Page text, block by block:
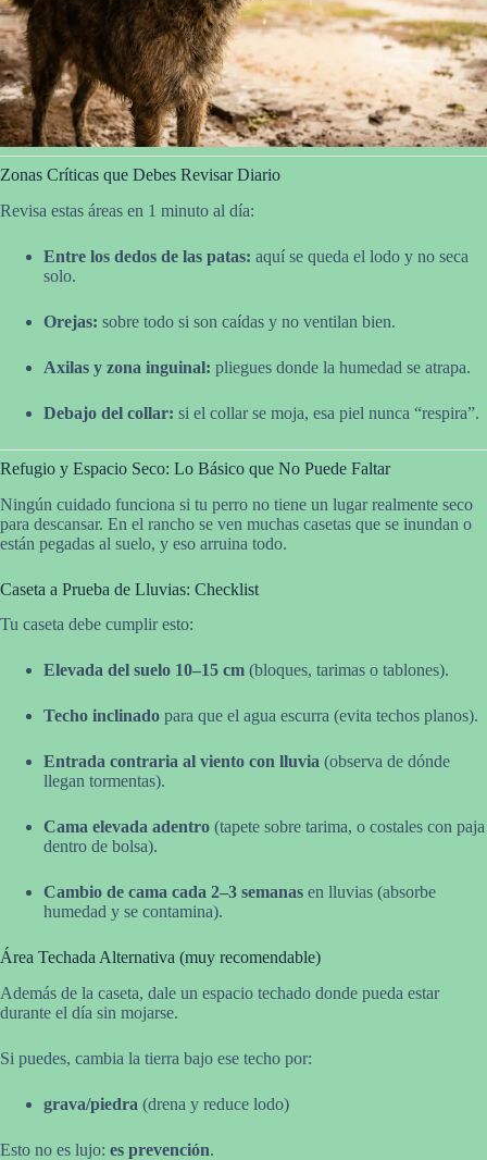
Zonas Críticas que Debes Revisar Diario
Revisa estas áreas en 1 minuto al día:
Entre los dedos de las patas: aquí se queda el lodo y no seca
solo.
Orejas: sobre todo si son caídas y no ventilan bien.
Axilas y zona inguinal: pliegues donde la humedad se atrapa.
Debajo del collar: si el collar se moja, esa piel nunca “respira”.
Refugio y Espacio Seco: Lo Básico que No Puede Faltar
Ningún cuidado funciona si tu perro no tiene un lugar realmente seco
para descansar. En el rancho se ven muchas casetas que se inundan o
están pegadas al suelo, y eso arruina todo.
Caseta a Prueba de Lluvias: Checklist
Tu caseta debe cumplir esto:
Elevada del suelo 10–15 cm (bloques, tarimas o tablones).
Techo inclinado para que el agua escurra (evita techos planos).
Entrada contraria al viento con lluvia (observa de dónde
llegan tormentas).
Cama elevada adentro (tapete sobre tarima, o costales con paja
dentro de bolsa).
Cambio de cama cada 2–3 semanas en lluvias (absorbe
humedad y se contamina).
Área Techada Alternativa (muy recomendable)
Además de la caseta, dale un espacio techado donde pueda estar
durante el día sin mojarse.
Si puedes, cambia la tierra bajo ese techo por:
grava/piedra (drena y reduce lodo)
Esto no es lujo: es prevención.